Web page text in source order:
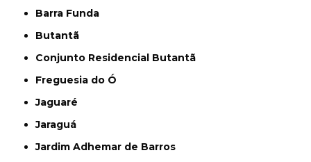
Barra Funda
Butantã
Conjunto Residencial Butantã
Freguesia do Ó
Jaguaré
Jaraguá
Jardim Adhemar de Barros